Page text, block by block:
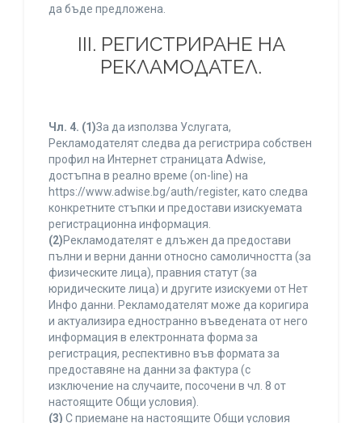
да бъде предложена.
ІІІ. РЕГИСТРИРАНЕ НА
РЕКЛАМОДАТЕЛ.
Чл. 4. (1)За да използва Услугата,
Рекламодателят следва да регистрира собствен
профил на Интернет страницата Adwise,
достъпна в реално време (on-line) на
https://www.adwise.bg/auth/register, като следва
конкретните стъпки и предостави изискуемата
регистрационна информация.
(2)Рекламодателят е длъжен да предостави
пълни и верни данни относно самоличността (за
физическите лица), правния статут (за
юридическите лица) и другите изискуеми от Нет
Инфо данни. Рекламодателят може да коригира
и актуализира едностранно въведената от него
информация в електронната форма за
регистрация, респективно във формата за
предоставяне на данни за фактура (с
изключение на случаите, посочени в чл. 8 от
настоящите Общи условия).
(3) С приемане на настоящите Общи условия